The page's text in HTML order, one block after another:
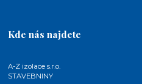
Kde nás najdete
A-Z izolace s.r.o.
STAVEBNINY